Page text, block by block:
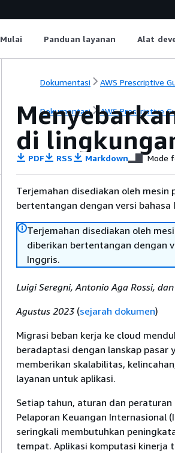
Mulai Panduan layanan Alat
Dokumentasi AWS Prescriptive
Dokumentasi AWS Prescriptive
di
PDF RSS Markdown Mode
Terjemahan disediakan oleh mesin
bertentangan dengan versi
Terjemahan disediakan oleh
diberikan bertentangan dengan
Inggris.
Luigi Seregni, Antonio Aga Rossi,
Agustus 2023 (sejarah dokumen)
Migrasi beban kerja ke cloud
beradaptasi dengan lanskap pasar
memberikan skalabilitas,
layanan untuk aplikasi.
Setiap tahun, aturan dan
Pelaporan Keuangan Internasional
seringkali membutuhkan
tempat. Aplikasi komputasi kinerja